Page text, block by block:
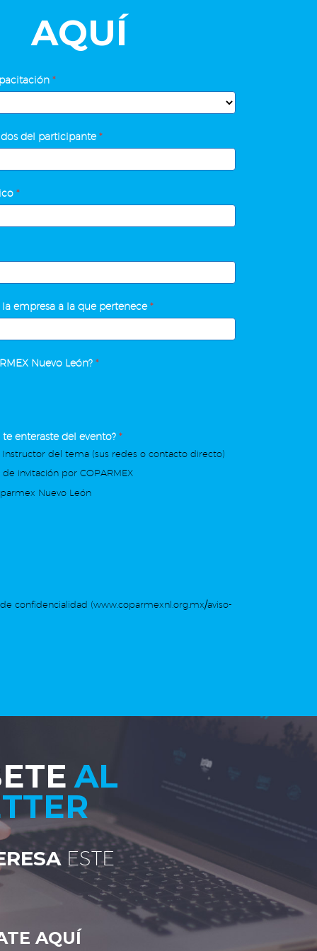
AQUÍ
*
del participante*
*
empresa a la que pertenece*
Nuevo León? *
enteraste del evento? *
Instructor del tema (sus redes o contacto directo)
invitación por COPARMEX
Nuevo León
confidencialidad (www.coparmexnl.org.mx/aviso-
AL
ESTE
AQUÍ